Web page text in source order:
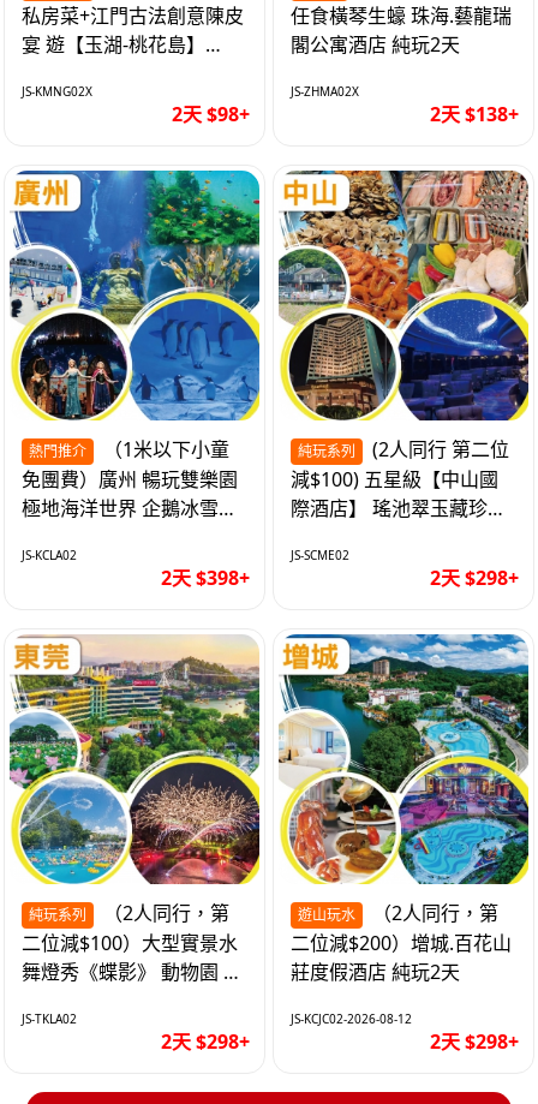
私房菜+江門古法創意陳皮
宴 遊【玉湖-桃花島】
純玩2天
JS-KMNG02X
2天 $98+
任食橫琴生蠔 珠海.藝龍瑞
閣公寓酒店 純玩2天
JS-ZHMA02X
2天 $138+
熱門推介
免團費）廣州 暢玩雙樂園
極地海洋世界 企鵝冰雪世
JS-KCLA02
2天 $398+
純玩系列
減$100) 五星級【中山國
際酒店】 瑤池翠玉藏珍盅
JS-SCME02
2天 $298+
純玩系列
二位減$100）大型實景水
舞燈秀《蝶影》 動物園 水
純玩2天
JS-TKLA02
2天 $298+
遊山玩水
二位減$200）增城.百花山
莊度假酒店 純玩2天
JS-KCJC02-2026-08-12
2天 $298+